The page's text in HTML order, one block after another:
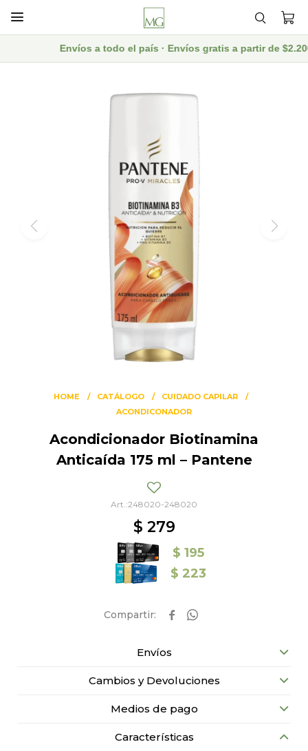

Envíos a todo el país · Envíos gratis a partir de
HOME CATÁLOGO
CUIDADO CAPILAR
ACONDICONADOR
Acondicionador Biotinamina
Anticaída 175 ml – Pantene
248020-248020
$ 279
$ 195
$ 223
 
Envíos
Cambios y Devoluciones
Medios de pago
Características